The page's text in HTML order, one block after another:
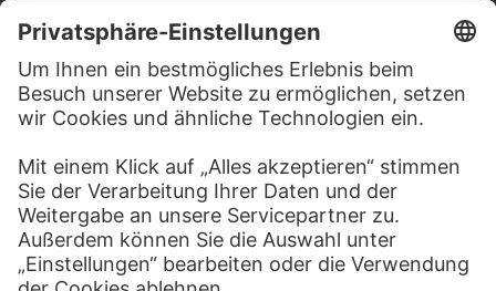
Impressum
Datenschutz
Copyright © 2026 Städel Museum
All rights reserved.
DIGITALE SAMMLUNG
Startseite
Werke
Künstler
Alben